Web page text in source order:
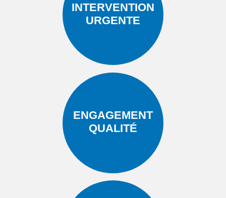
INTERVENTION
URGENTE
ENGAGEMENT
QUALITÉ